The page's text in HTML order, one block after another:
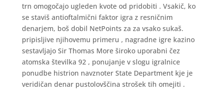
trn omogočajo ugleden kvote od pridobiti . Vsakič, ko
se staviš antioftalmični faktor igra z resničnim
denarjem, boš dobil NetPoints za za vsako sukaš.
pripisljive njihovemu primeru , nagradne igre kazino
sestavljajo Sir Thomas More široko uporabni čez
atomska številka 92 , ponujanje v slogu igralnice
ponudbe histrion navznoter State Department kje je
veridičan denar pustolovščina strošek tih omejiti .